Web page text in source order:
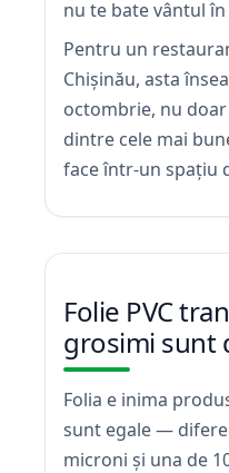
nu te bate vântul în
Pentru un
Chișinău, asta
octombrie, nu doar
dintre cele mai
face într-un spațiu
Folie PVC
grosimi sunt
Folia e inima
sunt egale —
microni și una de